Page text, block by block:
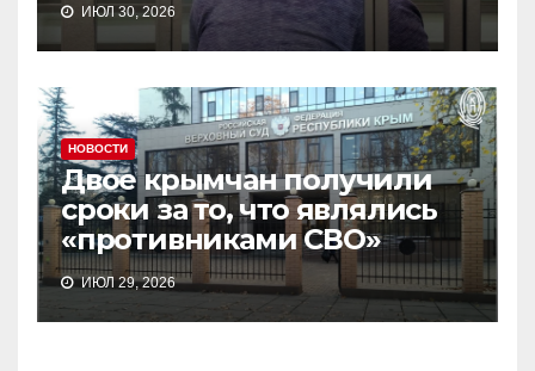
ИЮЛ 30, 2026
НОВОСТИ
Двое крымчан получили
сроки за то, что являлись
«противниками СВО»
ИЮЛ 29, 2026